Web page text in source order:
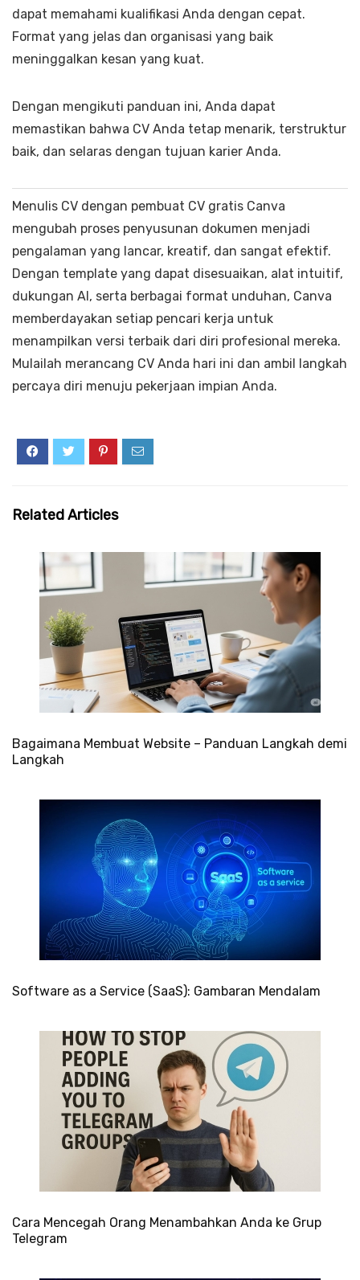
dapat memahami kualifikasi Anda dengan cepat.
Format yang jelas dan organisasi yang baik
meninggalkan kesan yang kuat.
Dengan mengikuti panduan ini, Anda dapat
memastikan bahwa CV Anda tetap menarik, terstruktur
baik, dan selaras dengan tujuan karier Anda.
Menulis CV dengan pembuat CV gratis Canva
mengubah proses penyusunan dokumen menjadi
pengalaman yang lancar, kreatif, dan sangat efektif.
Dengan template yang dapat disesuaikan, alat intuitif,
dukungan AI, serta berbagai format unduhan, Canva
memberdayakan setiap pencari kerja untuk
menampilkan versi terbaik dari diri profesional mereka.
Mulailah merancang CV Anda hari ini dan ambil langkah
percaya diri menuju pekerjaan impian Anda.
Related Articles
Bagaimana Membuat Website – Panduan Langkah demi
Langkah
Software as a Service (SaaS): Gambaran Mendalam
Cara Mencegah Orang Menambahkan Anda ke Grup
Telegram